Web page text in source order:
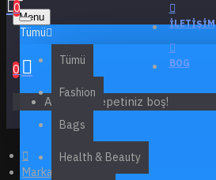
İLETIŞIM
BOG
0
Menu
Tümü
Tümü
Fashion
Bags
Health & Beauty
0
Alışveriş sepetiniz boş!
Markalar